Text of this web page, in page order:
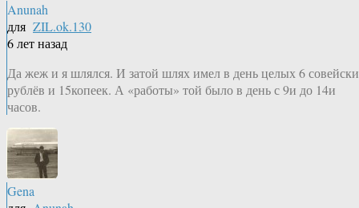
Anunah
для ZIL.ok.130
6 лет назад
Да жеж и я шлялся. И затой шлях имел в день целых 6
рублёв и 15копеек. А «работы» той было в день с 9и до 14и
часов.
Gena